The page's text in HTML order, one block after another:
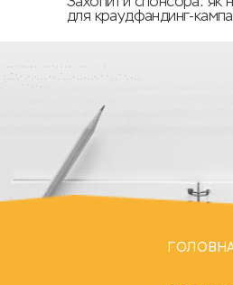
для краудфандинг-